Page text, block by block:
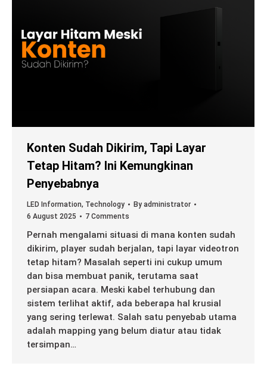
Konten Sudah Dikirim, Tapi Layar
Tetap Hitam? Ini Kemungkinan
Penyebabnya
LED Information, Technology By administrator
6 August 2025
7 Comments
Pernah mengalami situasi di mana konten sudah
dikirim, player sudah berjalan, tapi layar videotron
tetap hitam? Masalah seperti ini cukup umum
dan bisa membuat panik, terutama saat
persiapan acara. Meski kabel terhubung dan
sistem terlihat aktif, ada beberapa hal krusial
yang sering terlewat. Salah satu penyebab utama
adalah mapping yang belum diatur atau tidak
tersimpan…